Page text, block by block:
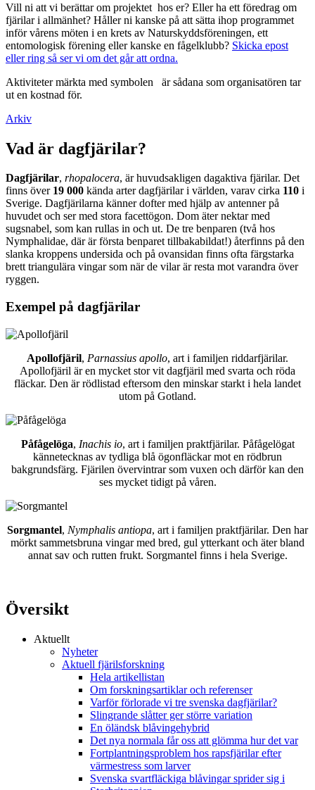
Vill ni att vi berättar om projektet hos er? Eller ha ett föredrag om
fjärilar i allmänhet? Håller ni kanske på att sätta ihop programmet
inför vårens möten i en krets av Naturskyddsföreningen, ett
entomologisk förening eller kanske en fågelklubb? Skicka epost
eller ring så ser vi om det går att ordna.
Aktiviteter märkta med symbolen
är sådana som organisatören tar
ut en kostnad för.
Arkiv
Vad är dagfjärilar?
Dagfjärilar, rhopalocera, är huvudsakligen dagaktiva fjärilar. Det
finns över 19 000 kända arter dagfjärilar i världen, varav cirka 110 i
Sverige. Dagfjärilarna känner dofter med hjälp av antenner på
huvudet och ser med stora facettögon. Dom äter nektar med
sugsnabel, som kan rullas in och ut. De tre benparen (två hos
Nymphalidae, där är första benparet tillbakabildat!) återfinns på den
slanka kroppens undersida och på ovansidan finns ofta färgstarka
brett triangulära vingar som när de vilar är resta mot varandra över
ryggen.
Exempel på dagfjärilar
Apollofjäril, Parnassius apollo, art i familjen riddarfjärilar.
Apollofjäril är en mycket stor vit dagfjäril med svarta och röda
fläckar. Den är rödlistad eftersom den minskar starkt i hela landet
utom på Gotland.
Påfågelöga, Inachis io, art i familjen praktfjärilar. Påfågelögat
kännetecknas av tydliga blå ögonfläckar mot en rödbrun
bakgrundsfärg. Fjärilen övervintrar som vuxen och därför kan den
ses mycket tidigt på våren.
Sorgmantel, Nymphalis antiopa, art i familjen praktfjärilar. Den har
mörkt sammetsbruna vingar med bred, gul ytterkant och äter bland
annat sav och rutten frukt. Sorgmantel finns i hela Sverige.
Översikt
Aktuellt
Nyheter
Aktuell fjärilsforskning
Hela artikellistan
Om forskningsartiklar och referenser
Varför förlorade vi tre svenska dagfjärilar?
Slingrande slåtter ger större variation
En öländsk blåvingehybrid
Det nya normala får oss att glömma hur det var
Fortplantningsproblem hos rapsfjärilar efter
värmestress som larver
Svenska svartfläckiga blåvingar sprider sig i